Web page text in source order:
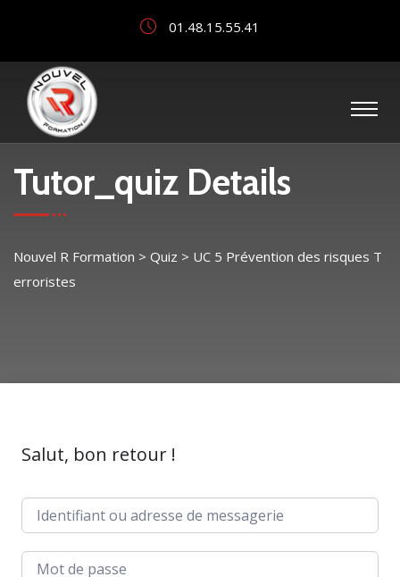
01.48.15.55.41
Tutor_quiz Details
Nouvel R Formation > Quiz > UC 5 Prévention des risques T
erroristes
Salut, bon retour !